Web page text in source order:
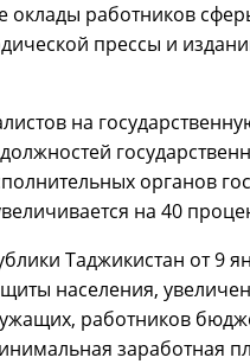
работников
прессы и
на
органов
на 40
Таджикистан от 9
населения,
работников
заработная